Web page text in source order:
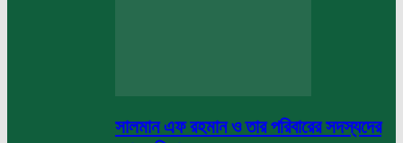
সালমান এফ রহমান ও তার পরিবারের সদস্যদের